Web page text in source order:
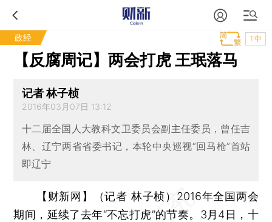
政经 T中
【反腐周记】两会打虎 王珉落马
记者 林子桢
2016年03月07日 13:12
十二届全国人大教科文卫委员会副主任委员，曾任吉
林、辽宁两省省委书记，本轮中央巡视“回马枪”首站
即辽宁
【财新网】（记者 林子桢） 2016年全国两会
期间，延续了去年“不忘打虎”的节奏。3月4日，十